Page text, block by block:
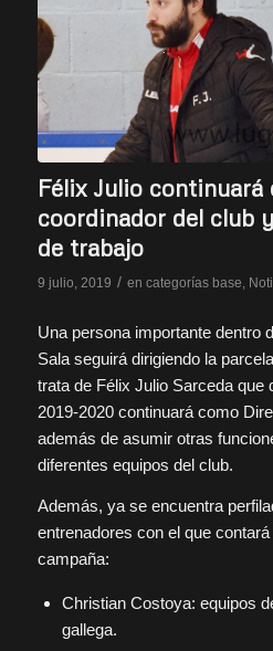
Félix Julio continuará
coordinador del club
de trabajo
9 julio, 2019 / en categorías base,
Una persona importante dentro
Sala seguirá dirigiendo la
trata de Félix Julio Sarceda que
2019-2020 continuará como
además de asumir otras
diferentes equipos del club.
Además, ya se encuentra
entrenadores con el que
campaña:
Christian Costoya: equipos
gallega.